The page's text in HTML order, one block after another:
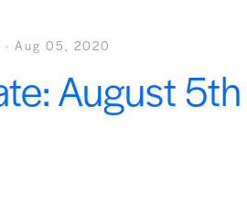
· Aug 05, 2020
August 5th